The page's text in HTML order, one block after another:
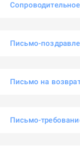
Письмо-
Письмо на
Письмо-